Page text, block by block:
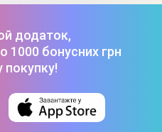
додаток,
1000 бонусних грн
покупку!